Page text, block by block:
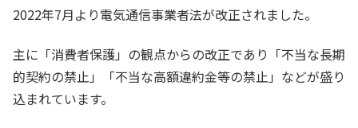
2022年7月より電気通信事業者法が改正されました。
主に「消費者保護」の観点からの改正であり「不当な長期
的契約の禁止」「不当な高額違約金等の禁止」などが盛り
込まれています。